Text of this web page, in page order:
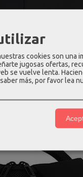
cookies son una
jugosas ofertas,
se vuelve lenta.
más, por favor lea